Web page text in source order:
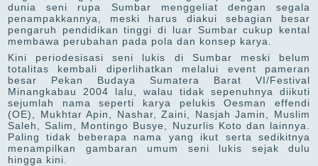
dunia seni rupa Sumbar menggeliat dengan segala
penampakkannya, meski harus diakui sebagian besar
pengaruh pendidikan tinggi di luar Sumbar cukup kental
membawa perubahan pada pola dan konsep karya.
Kini periodesisasi seni lukis di Sumbar meski belum
totalitas kembali diperlihatkan melalui event pameran
besar Pekan Budaya Sumatera Barat VI/Festival
Minangkabau 2004 lalu, walau tidak sepenuhnya diikuti
sejumlah nama seperti karya pelukis Oesman effendi
(OE), Mukhtar Apin, Nashar, Zaini, Nasjah Jamin, Muslim
Saleh, Salim, Montingo Busye, Nuzurlis Koto dan lainnya.
Paling tidak beberapa nama yang ikut serta sedikitnya
menampilkan gambaran umum seni lukis sejak dulu
hingga kini.